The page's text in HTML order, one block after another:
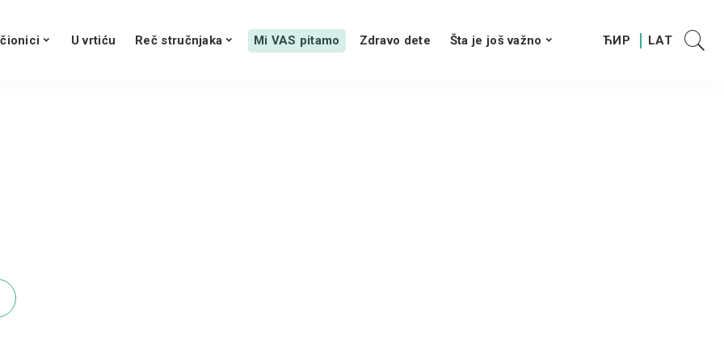
U vrtiću Reč stručnjaka Mi VAS pitamo Zdravo dete Šta je još važno